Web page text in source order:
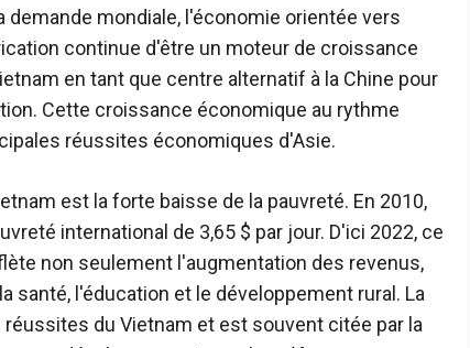
mondiale, l'économie orientée vers
continue d'être un moteur de croissance
en tant que centre alternatif à la Chine pour
Cette croissance économique au rythme
réussites économiques d'Asie.
est la forte baisse de la pauvreté. En 2010,
international de 3,65 $ par jour. D'ici 2022, ce
non seulement l'augmentation des revenus,
l'éducation et le développement rural. La
du Vietnam et est souvent citée par la